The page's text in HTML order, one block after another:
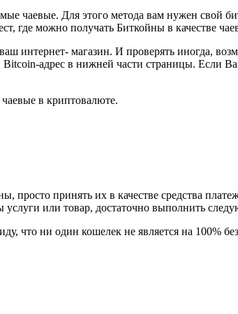
чаевые. Для этого метода вам нужен свой
где можно получать Биткойны в качестве
интернет- магазин. И проверять иногда,
адрес в нижней части страницы. Если
в криптовалюте.
просто принять их в качестве средства
или товар, достаточно выполнить
что ни один кошелек не является на 100%